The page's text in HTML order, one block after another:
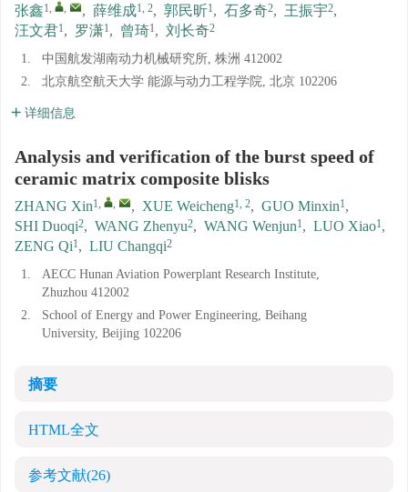
张鑫1, , , 薛维成1, 2, 郭民昕1, 石多奇2, 王振宇2,
汪文君1, 罗潇1, 曾琦1, 刘长奇2
1.
中国航发湖南动力机械研究所, 株洲 412002
2.
北京航空航天大学 能源与动力工程学院, 北京 102206
详细信息
Analysis and verification of the burst speed of
ceramic matrix composite blisks
ZHANG Xin1, , , XUE Weicheng1, 2, GUO Minxin1,
SHI Duoqi2, WANG Zhenyu2, WANG Wenjun1, LUO Xiao1,
ZENG Qi1, LIU Changqi2
1.
AECC Hunan Aviation Powerplant Research Institute,
Zhuzhou 412002
2.
School of Energy and Power Engineering, Beihang
University, Beijing 102206
摘要
HTML全文
参考文献(26)